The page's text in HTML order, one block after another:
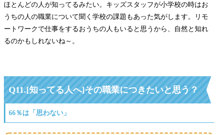
ほとんどの人が知ってるみたい。キッズスタッフが小学校の時はお
うちの人の職業について聞く学校の課題もあった気がします。リモ
ートワークで仕事をするおうちの人もいると思うから、自然と知れ
るのかもしれないね～。
Q11.[知ってる人へ]その職業につきたいと思う？
66％は「思わない」